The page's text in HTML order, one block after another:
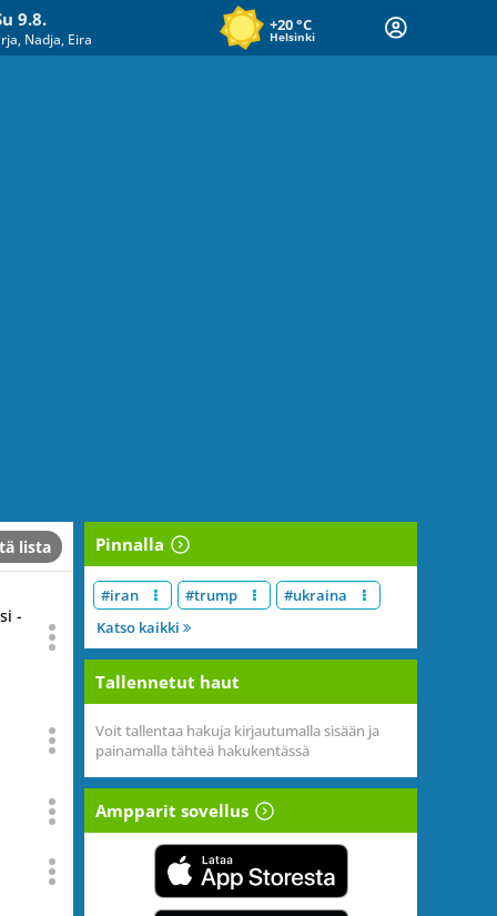
9.8.
Nadja, Eira
+20°C
Helsinki
lista
-
Pinnalla
#iran #trump
#ukraina
Katso kaikki
Tallennetut haut
Voit tallentaa hakuja kirjautumalla sisään ja
painamalla tähteä hakukentässä
Ampparit sovellus